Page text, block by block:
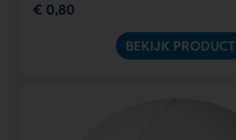
€ 0,80
BEKIJK PRODUCT